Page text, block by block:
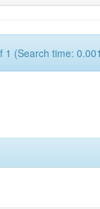
1 (Search time: